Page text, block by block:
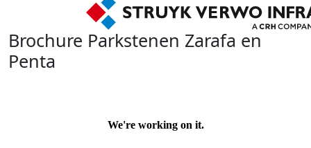
Brochure Parkstenen Zarafa en
Penta